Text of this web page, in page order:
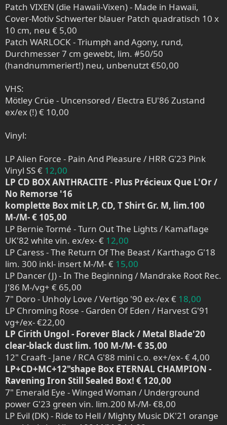
Patch VIXEN (die Hawaii-Vixen) - Made in Hawaii,
Cover-Motiv Schwerter blauer Patch quadratisch 10 x
10 cm, neu € 5,00
Patch WARLOCK - Triumph and Agony, rund,
Durchmesser 7 cm gewebt, lim. #50/50
(handnummeriert!) neu, unbenutzt €50,00
VHS:
Mötley Crüe - Uncensored / Electra EU'86 Zustand
ex/ex (!) € 10,00
Vinyl:
LP Alien Force - Pain And Pleasure / HRR G'23 Pink
Vinyl SS € 12,00
LP CD BOX ANTHRACITE - Plus Précieux Que L'Or /
No Remorse '16
komplette Box mit LP, CD, T Shirt Gr. M, lim.100
M-/M- € 105,00
LP Bernie Tormé - Turn Out The Lights / Kamaflage
UK'82 white vin. ex/ex- € 12,00
LP Caress - The Return Of The Beast / Karthago G'18
lim. 300 inkl- insert M-/M- € 15,00
LP Dancer (J) - In The Beginning / Mandrake Root Rec.
J'86 M-/vg+ € 65,00
7" Doro - Unholy Love / Vertigo '90 ex-/ex € 18,00
LP Chroming Rose - Garden Of Eden / Harvest G'91
vg+/ex- €22,00
LP Cirith Ungol - Forever Black / Metal Blade'20
clear-black dust lim. 100 M-/M- € 35,00
12" Craaft - Jane / RCA G'88 mini c.o. ex+/ex- € 4,00
LP+CD+MC+12"shape Box ETERNAL CHAMPION -
Ravening Iron Still Sealed Box! € 120,00
7" Emerald Eye - Winged Woman / Underground
power G'23 green vin. lim.200 M-/M- €8,00
LP Evil (DK) - Ride to Hell / Mighty Music DK'21 orange